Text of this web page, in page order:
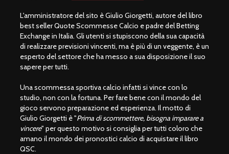
L'amministratore del sito è Giulio Giorgetti, autore del libro
best seller Quote Scommesse Calcio e padre del Betting
Exchange in Italia. Gli utenti si stupiscono della sua capacità
di realizzare previsioni vincenti, ma è più di un veggente, è un
esperto del settore che ha messo a sua disposizione il suo
sapere per tutti.
Una scommessa sportiva calcio infatti si vince con lo
studio, non con la fortuna. Per fare bene con il mondo del
gioco servono preparazione ed esperienza. Il motto di
Giulio Giorgetti è "Prima di scommettere, bisogna imparare a
vincere" per questo motivo si consiglia per tutti coloro che
amano il mondo dei pronostici calcio di acquistare il libro
QSC.